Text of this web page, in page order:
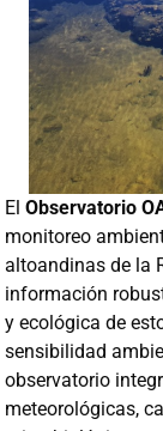
ElObservatorio
monitoreo
altoandinas de la
información
y ecológica de
sensibilidad
observatorio
meteorológicas,